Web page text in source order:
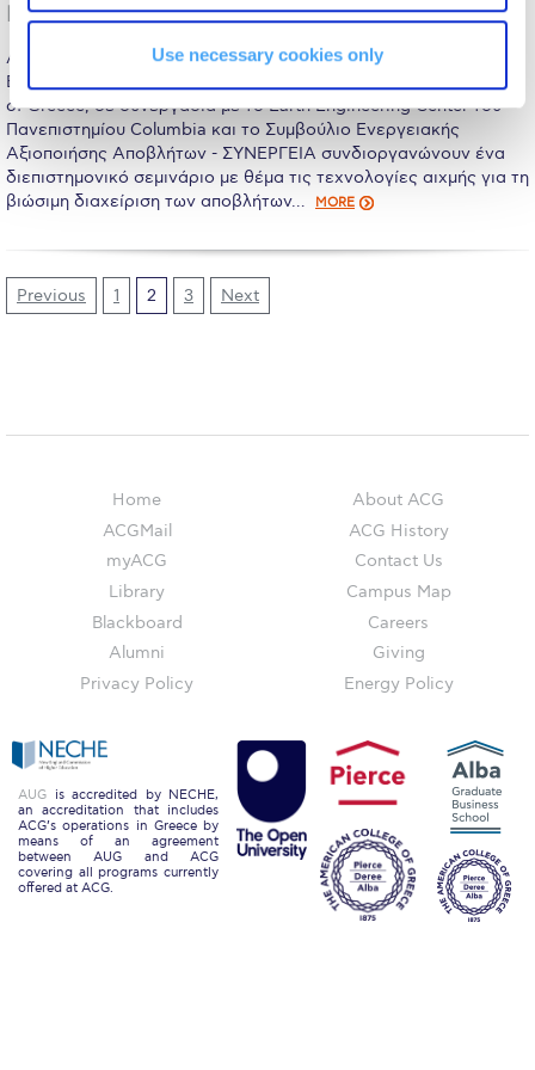
Use necessary cookies only
Welcome to Athens Fall guide
Welcome to Athens Summer guide
About ACG
Sustainability at ACG
ACG Goes Smoke-free
Reduce your FOODprint
Reduce, Reuse, Recycle
Community Engagement
Boroume at the Farmers’ Market
Sustainability Tips
ACG Sustainability Pledge
News & Events
Πανεπιστήμιο Columbia & η WTERT/ ΣΥΝΕΡΓΕΙΑ
ΑΘΗΝΑ, 11 Μάιου 2015 – Η Σχολή Μεταπτυχιακής και
Επαγγελματικής Εκπαίδευσης του DEREE-The American College
of Greece, σε συνεργασία με το Earth Engineering Center του
Πανεπιστημίου Columbia και το Συμβούλιο Ενεργειακής
Αξιοποιήσης Αποβλήτων - ΣΥΝΕΡΓΕΙΑ συνδιοργανώνουν ένα
διεπιστημονικό σεμινάριο με θέμα τις τεχνολογίες αιχμής για τη
βιώσιμη διαχείριση των αποβλήτων…
MORE
Previous 1 2 3 Next
Home
ACGMail
myACG
Library
Blackboard
Alumni
Privacy Policy
About ACG
ACG History
Contact Us
Campus Map
Careers
Giving
Energy Policy
AUG is accredited by NECHE,
an accreditation that includes
ACG’s operations in Greece by
means of an agreement
between AUG and ACG
covering all programs currently
offered at ACG.